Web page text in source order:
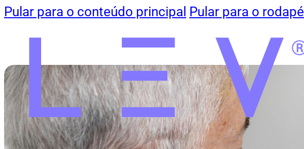
Pular para o conteúdo principal Pular para o rodapé